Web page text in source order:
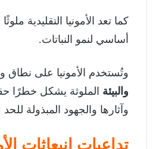
كما تعد الأمونيا التقليدية
أساسي لنمو النباتات.
وتُستخدم الأمونيا على نطاق
والبيئة الملوثة يشكل خطرًا
وآثارها والجهود المبذولة
تداعيات انبعاثات